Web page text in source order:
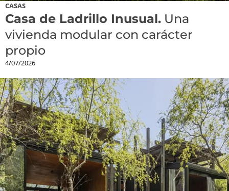
CASAS
Casa de Ladrillo Inusual. Una
vivienda modular con carácter
propio
4/07/2026